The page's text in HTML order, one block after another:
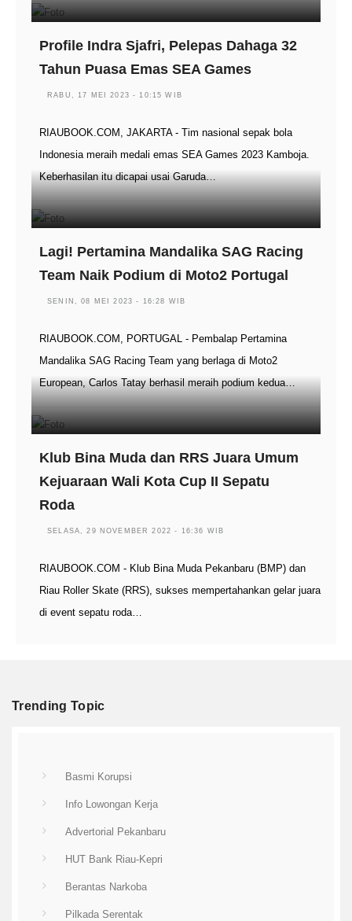
Profile Indra Sjafri, Pelepas Dahaga 32
Tahun Puasa Emas SEA Games
RABU, 17 MEI 2023 - 10:15 WIB
RIAUBOOK.COM, JAKARTA - Tim nasional sepak bola
Indonesia meraih medali emas SEA Games 2023 Kamboja.
Keberhasilan itu dicapai usai Garuda…
Lagi! Pertamina Mandalika SAG Racing
Team Naik Podium di Moto2 Portugal
SENIN, 08 MEI 2023 - 16:28 WIB
RIAUBOOK.COM, PORTUGAL - Pembalap Pertamina
Mandalika SAG Racing Team yang berlaga di Moto2
European, Carlos Tatay berhasil meraih podium kedua…
Klub Bina Muda dan RRS Juara Umum
Kejuaraan Wali Kota Cup II Sepatu
Roda
SELASA, 29 NOVEMBER 2022 - 16:36 WIB
RIAUBOOK.COM - Klub Bina Muda Pekanbaru (BMP) dan
Riau Roller Skate (RRS), sukses mempertahankan gelar juara
di event sepatu roda…
Trending Topic
Basmi Korupsi
Info Lowongan Kerja
Advertorial Pekanbaru
HUT Bank Riau-Kepri
Berantas Narkoba
Pilkada Serentak